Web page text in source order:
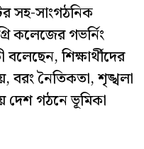
সহ-সাংগঠনিক
কলেজের গভর্নিং
শিক্ষার্থীদের
বরং নৈতিকতা, শৃঙ্খলা
দেশ গঠনে ভূমিকা